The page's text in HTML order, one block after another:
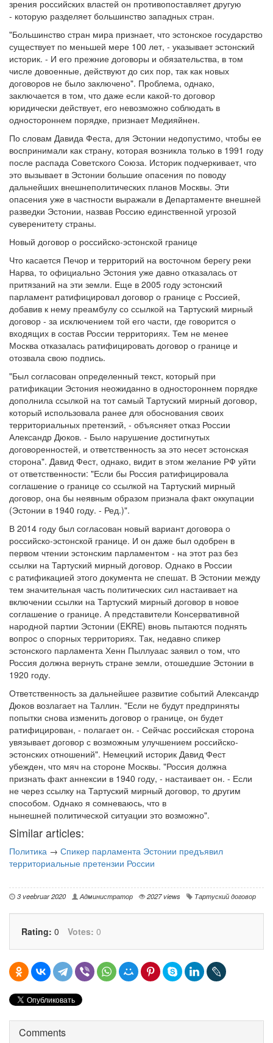
зрения российских властей он противопоставляет другую
- которую разделяет большинство западных стран.
"Большинство стран мира признает, что эстонское государство
существует по меньшей мере 100 лет, - указывает эстонский
историк. - И его прежние договоры и обязательства, в том
числе довоенные, действуют до сих пор, так как новых
договоров не было заключено". Проблема, однако,
заключается в том, что даже если какой-то договор
юридически действует, его невозможно соблюдать в
одностороннем порядке, признает Медияйнен.
По словам Давида Феста, для Эстонии недопустимо, чтобы ее
воспринимали как страну, которая возникла только в 1991 году
после распада Советского Союза. Историк подчеркивает, что
это вызывает в Эстонии большие опасения по поводу
дальнейших внешнеполитических планов Москвы. Эти
опасения уже в частности выражали в Департаменте внешней
разведки Эстонии, назвав Россию единственной угрозой
суверенитету страны.
Новый договор о российско-эстонской границе
Что касается Печор и территорий на восточном берегу реки
Нарва, то официально Эстония уже давно отказалась от
притязаний на эти земли. Еще в 2005 году эстонский
парламент ратифицировал договор о границе с Россией,
добавив к нему преамбулу со ссылкой на Тартуский мирный
договор - за исключением той его части, где говорится о
входящих в состав России территориях. Тем не менее
Москва отказалась ратифицировать договор о границе и
отозвала свою подпись.
"Был согласован определенный текст, который при
ратификации Эстония неожиданно в одностороннем порядке
дополнила ссылкой на тот самый Тартуский мирный договор,
который использовала ранее для обоснования своих
территориальных претензий, - объясняет отказ России
Александр Дюков. - Было нарушение достигнутых
договоренностей, и ответственность за это несет эстонская
сторона". Давид Фест, однако, видит в этом желание РФ уйти
от ответственности: "Если бы Россия ратифицировала
соглашение о границе со ссылкой на Тартуский мирный
договор, она бы неявным образом признала факт оккупации
(Эстонии в 1940 году. - Ред.)".
В 2014 году был согласован новый вариант договора о
российско-эстонской границе. И он даже был одобрен в
первом чтении эстонским парламентом - на этот раз без
ссылки на Тартуский мирный договор. Однако в России
с ратификацией этого документа не спешат. В Эстонии между
тем значительная часть политических сил настаивает на
включении ссылки на Тартуский мирный договор в новое
соглашение о границе. А представители Консервативной
народной партии Эстонии (EKRE) вновь пытаются поднять
вопрос о спорных территориях. Так, недавно спикер
эстонского парламента Хенн Пыллуаас заявил о том, что
Россия должна вернуть стране земли, отошедшие Эстонии в
1920 году.
Ответственность за дальнейшее развитие событий Александр
Дюков возлагает на Таллин. "Если не будут предприняты
попытки снова изменить договор о границе, он будет
ратифицирован, - полагает он. - Сейчас российская сторона
увязывает договор с возможным улучшением российско-
эстонских отношений". Немецкий историк Давид Фест
убежден, что мяч на стороне Москвы. "Россия должна
признать факт аннексии в 1940 году, - настаивает он. - Если
не через ссылку на Тартуский мирный договор, то другим
способом. Однако я сомневаюсь, что в
нынешней политической ситуации это возможно".
Similar articles:
Политика → Спикер парламента Эстонии предъявил
территориальные претензии России
3 veebruar 2020 Администратор 2027 views Тартуский договор
Rating: 0 Votes: 0
Comments